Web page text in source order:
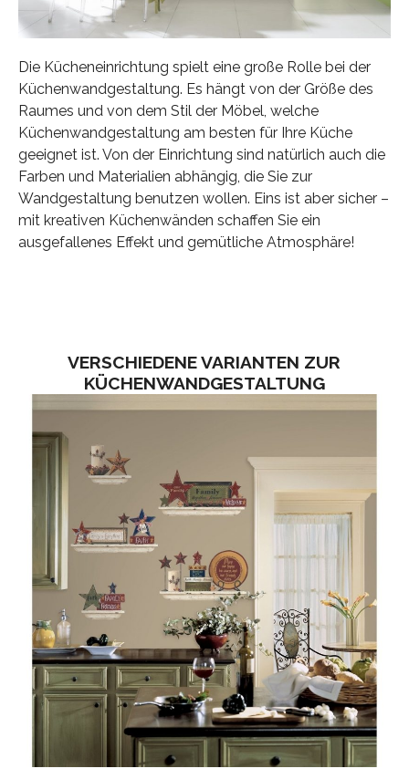
Die Kücheneinrichtung spielt eine große Rolle bei der
Küchenwandgestaltung. Es hängt von der Größe des
Raumes und von dem Stil der Möbel, welche
Küchenwandgestaltung am besten für Ihre Küche
geeignet ist. Von der Einrichtung sind natürlich auch die
Farben und Materialien abhängig, die Sie zur
Wandgestaltung benutzen wollen. Eins ist aber sicher –
mit kreativen Küchenwänden schaffen Sie ein
ausgefallenes Effekt und gemütliche Atmosphäre!
VERSCHIEDENE VARIANTEN ZUR
KÜCHENWANDGESTALTUNG